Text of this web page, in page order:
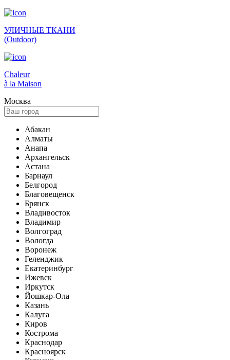
УЛИЧНЫЕ ТКАНИ
(Outdoor)
Сhaleur
à la Maison
Москва
Абакан
Алматы
Анапа
Архангельск
Астана
Барнаул
Белгород
Благовещенск
Брянск
Владивосток
Владимир
Волгоград
Вологда
Воронеж
Геленджик
Екатеринбург
Ижевск
Иркутск
Йошкар-Ола
Казань
Калуга
Киров
Кострома
Краснодар
Красноярск